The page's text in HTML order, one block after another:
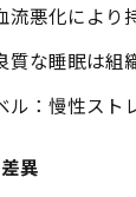
流悪化により
質な睡眠は組
ル：慢性スト
異